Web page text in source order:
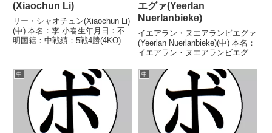
(Xiaochun Li)
リー・シャオチュン(Xiaochun Li)
(中) 本名：李 小春生年月日：不
明国籍：中戦績：5戦4勝(4KO)1
イ・シンユー(中)2024/11/09
○5RTKO...
エグァ(Yeerlan
Nuerlanbieke)
イエアラン・ヌエアランビエグァ
(Yeerlan Nuerlanbieke)(中) 本名：
イエアラン・ヌエアランビエグァ
中戦績：14戦11勝(6KO)2敗1
分 【獲得タイトル】なし 【戦
歴】2018/03/...
中 中